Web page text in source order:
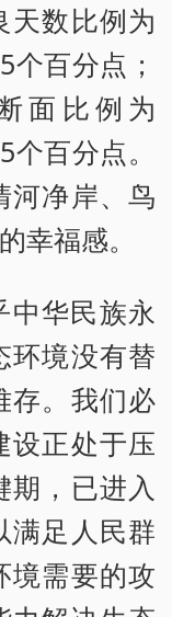
天数比例为
百分点；
面比例为
百分点。
河净岸、鸟
幸福感。
中华民族永
环境没有替
存。我们必
设正处于压
期，已进入
满足人民群
境需要的攻